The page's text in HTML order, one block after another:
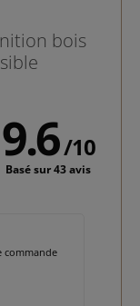
bois
9.6/10
Basé sur 43 avis
commande